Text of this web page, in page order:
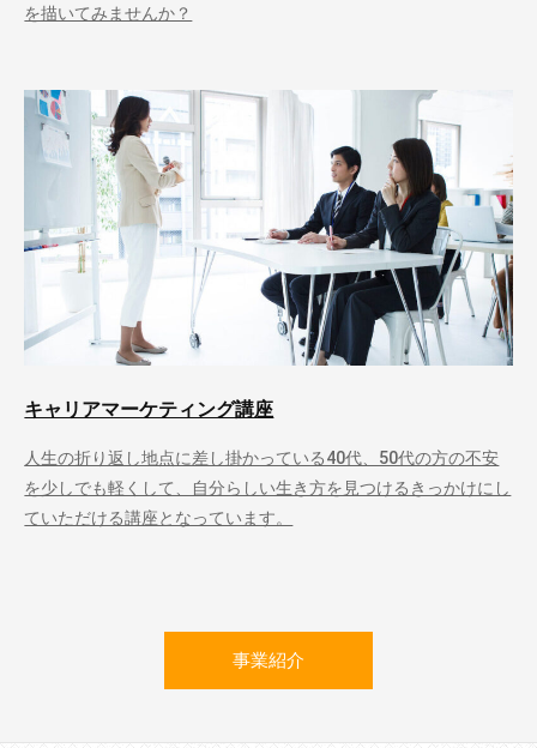
を描いてみませんか？
キャリアマーケティング講座
人生の折り返し地点に差し掛かっている40代、50代の方の不安
を少しでも軽くして、自分らしい生き方を見つけるきっかけにし
ていただける講座となっています。
事業紹介